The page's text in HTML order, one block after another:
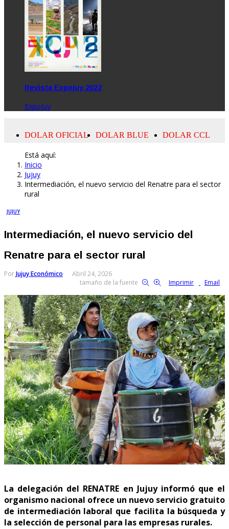
Revista Expojuy 2022
ExpoJuy
Está aquí:
Inicio
Jujuy
Intermediación, el nuevo servicio del Renatre para el sector
rural
JUJUY
Intermediación, el nuevo servicio del
Renatre para el sector rural
PorJujuy Económico
Abril 24, 2026
tamaño de la fuente
Imprimir Email
La delegación del RENATRE en Jujuy informó que el
organismo nacional ofrece un nuevo servicio gratuito
de intermediación laboral que facilita la búsqueda y
la selección de personal para las empresas rurales.